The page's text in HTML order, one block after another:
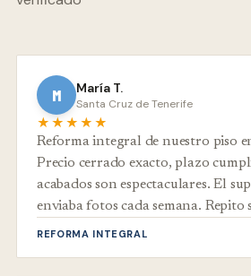
M María T.
Santa Cruz de Tenerife
★★★★★
Reforma integral de nuestro piso
Precio cerrado exacto, plazo
acabados son espectaculares. El
enviaba fotos cada semana. Repito
REFORMA INTEGRAL